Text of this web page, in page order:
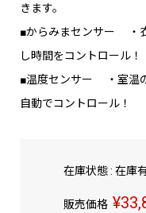
きます。
■からみまセンサー ・
し時間をコントロール！
■温度センサー ・室温
自動でコントロール！
在庫状態 : 在庫
販売価格